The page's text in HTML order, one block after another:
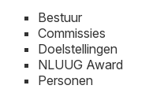
Bestuur
Commissies
Doelstellingen
NLUUG Award
Personen